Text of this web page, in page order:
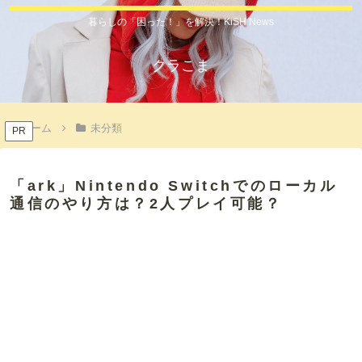
暮らしの「困った！」を解決！KiSH News
クラこま
PRホーム 未分類
「ark」Nintendo Switchでのローカル
通信のやり方は？2人プレイ可能？